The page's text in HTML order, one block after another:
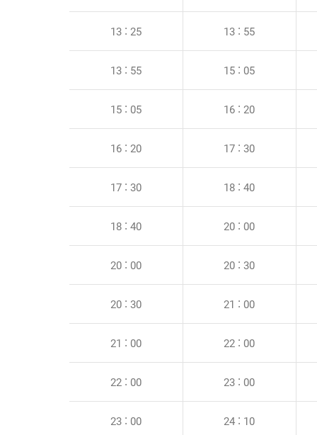
13 : 25 13 : 55
13 : 55 15 : 05
15 : 05 16 : 20
16 : 20 17 : 30
17 : 30 18 : 40
18 : 40 20 : 00
20 : 00 20 : 30
20 : 30 21 : 00
21 : 00 22 : 00
22 : 00 23 : 00
23 : 00 24 : 10